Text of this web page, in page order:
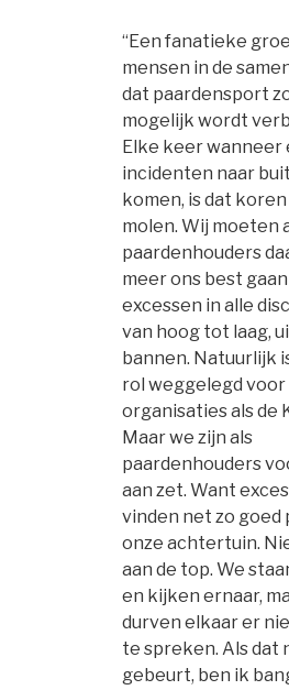
“Een fanatieke
mensen in de
dat paardensport
mogelijk wordt
Elke keer wanneer
incidenten naar
komen, is dat
molen. Wij moeten
paardenhouders
meer ons best
excessen in alle
van hoog tot laag,
bannen. Natuurlijk
rol weggelegd voor
organisaties als de
Maar we zijn als
paardenhouders
aan zet. Want
vinden net zo goed
onze achtertuin.
aan de top. We
en kijken ernaar,
durven elkaar er
te spreken. Als dat
gebeurt, ben ik